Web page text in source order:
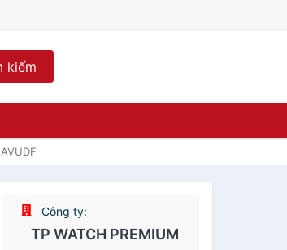
kiếm
Công ty:
TP WATCH PREMIUM